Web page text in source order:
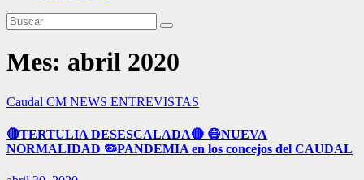
Mes: abril 2020
Caudal CM NEWS ENTREVISTAS
🔴TERTULIA DESESCALADA🔴 😷NUEVA
NORMALIDAD 🦠PANDEMIA en los concejos del CAUDAL